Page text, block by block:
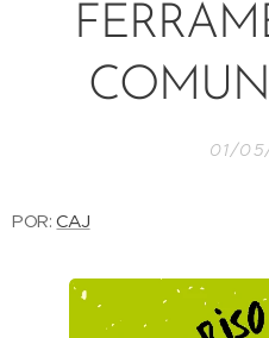
01/
POR:CAJ